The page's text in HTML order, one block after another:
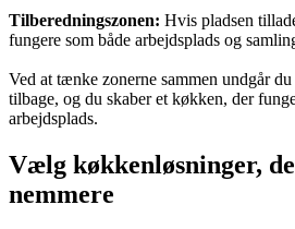
Tilberedningszonen: Hvis pladsen
fungere som både arbejdsplads og
Ved at tænke zonerne sammen undgår
tilbage, og du skaber et køkken, der
arbejdsplads.
Vælg køkkenløsninger,
nemmere